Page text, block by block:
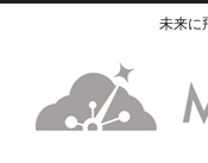
未来に